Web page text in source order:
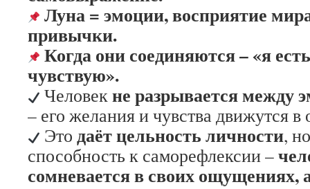
Луна = эмоции, восприятие
привычки.
Когда они соединяются – «я
чувствую».
Человекне разрывается между
– его желания и чувства движутся
Этодаёт цельность личности,
способность к саморефлексии –
сомневается в своих ощущениях,